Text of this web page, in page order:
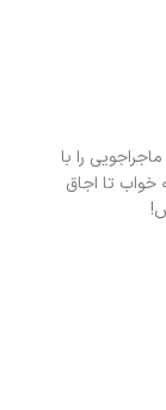
را با
خواب تا اجاق